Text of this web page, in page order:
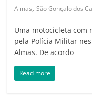
Almas,São Gonçalo dos
Uma motocicleta com
pela Polícia Militar
Almas. De acordo
Read more